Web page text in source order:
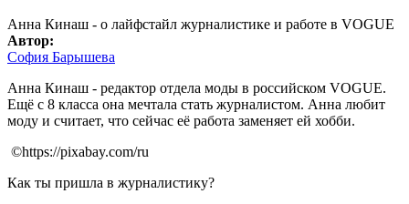
Анна Кинаш - о лайфстайл журналистике и работе в VOGUE
Автор:
София Барышева
Анна Кинаш - редактор отдела моды в российском VOGUE.
Ещё с 8 класса она мечтала стать журналистом. Анна любит
моду и считает, что сейчас её работа заменяет ей хобби.
©https://pixabay.com/ru
Как ты пришла в журналистику?